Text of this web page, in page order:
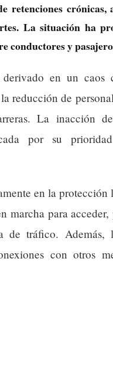
retenciones
La situación ha
conductores y
en un caos
reducción de
La inacción
por su
en la protección
marcha para
de tráfico.
con otros